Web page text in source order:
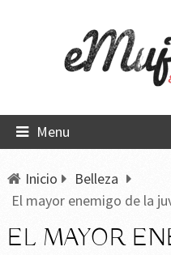
Menu
Inicio
Belleza
El mayor enemigo de la
EL MAYOR